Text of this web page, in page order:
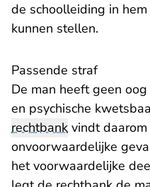
de schoolleiding in
kunnen stellen.
Passende straf
De man heeft geen
en psychische
rechtbank vindt
onvoorwaardelijke
het voorwaardelijke